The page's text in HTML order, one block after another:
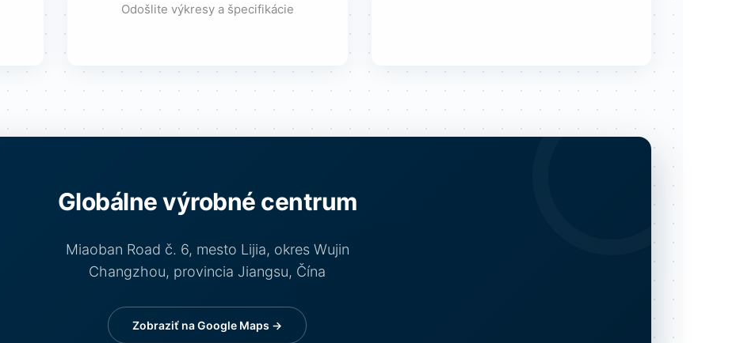
Odošlite výkresy a špecifikácie
Globálne výrobné centrum
Miaoban Road č. 6, mesto Lijia, okres Wujin
Changzhou, provincia Jiangsu, Čína
Zobraziť na Google Maps →